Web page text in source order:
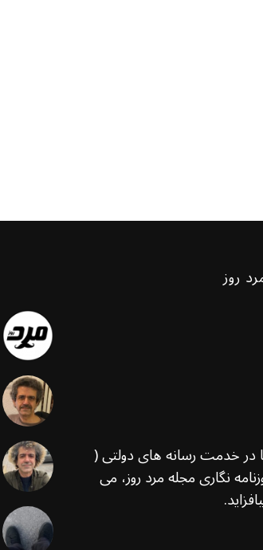
روز
در خدمت رسانه های دولتی (
نگاری مجله مرد روز، می